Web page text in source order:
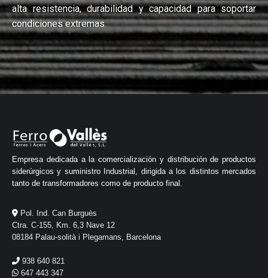
alta resistencia, durabilidad y capacidad para soportar
condiciones extremas.
Empresa dedicada a la comercialización y distribución de productos
siderúrgicos y suministro Industrial, dirigida a los distintos mercados
tanto de transformadores como de producto final.
Pol. Ind. Can Burguès
Ctra. C-155, Km. 6,3 Nave 12
08184 Palau-solità i Plegamans, Barcelona
938 640 821
647 443 347